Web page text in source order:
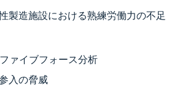
製造施設における熟練労働力の不足
ァイブフォース分析
入の脅威